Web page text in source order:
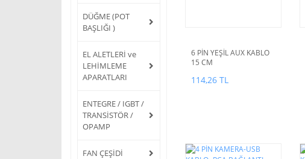
DÜĞME (POT
BAŞLIĞI )
EL ALETLERİ ve
LEHİMLEME
APARATLARI
ENTEGRE / IGBT /
TRANSİSTÖR /
OPAMP
FAN ÇEŞİDİ
6 PİN YEŞİL AUX KABLO
15 CM
114,26 TL